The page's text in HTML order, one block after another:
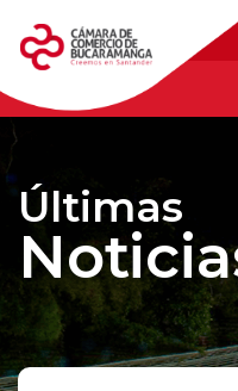
Últimas